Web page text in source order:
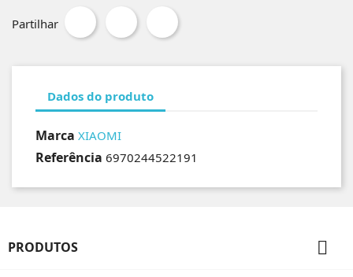
Partilhar
Dados do produto
Marca XIAOMI
Referência 6970244522191
PRODUTOS 